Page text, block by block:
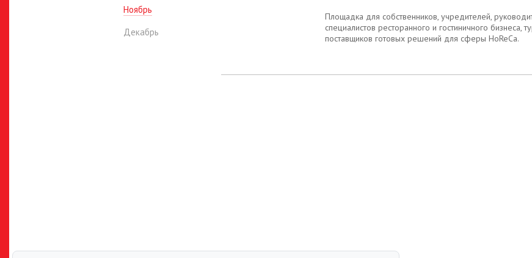
Ноябрь
Декабрь
Площадка для собственников, учредителей,
специалистов ресторанного и гостиничного бизнеса,
поставщиков готовых решений для сферы HoReCa.